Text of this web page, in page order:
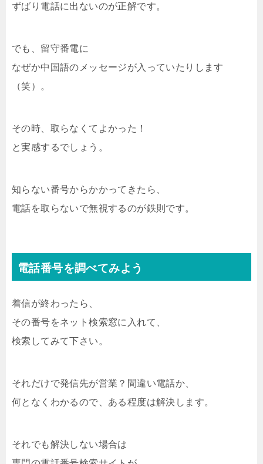
ずばり電話に出ないのが正解です。
でも、留守番電に
なぜか中国語のメッセージが入っていたりします
（笑）。
その時、取らなくてよかった！
と実感するでしょう。
知らない番号からかかってきたら、
電話を取らないで無視するのが鉄則です。
電話番号を調べてみよう
着信が終わったら、
その番号をネット検索窓に入れて、
検索してみて下さい。
それだけで発信先が営業？間違い電話か、
何となくわかるので、ある程度は解決します。
それでも解決しない場合は